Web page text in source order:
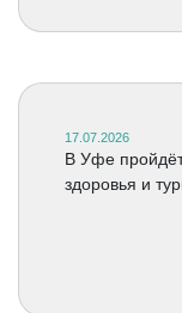
17.07.2026
В Уфе
здоровья и